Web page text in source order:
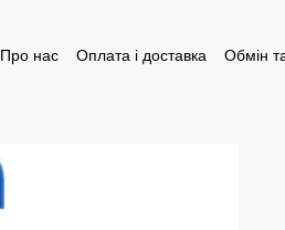
Про нас Оплата і доставка
Обмін